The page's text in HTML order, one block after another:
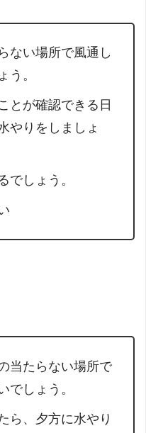
ない場所で風通し
う。
とが確認できる日
やりをしましょ
でしょう。
当たらない場所で
でしょう。
ら、夕方に水やり